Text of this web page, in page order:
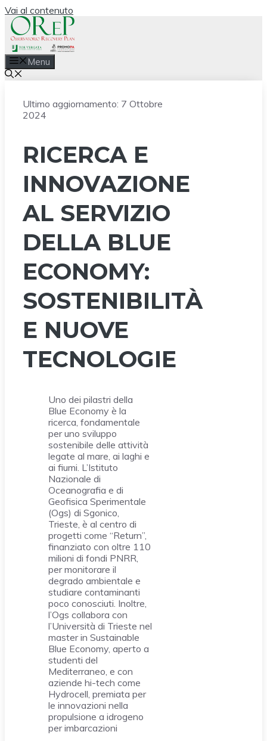
Vai al contenuto
Menu
Ultimo aggiornamento: 7 Ottobre
2024
RICERCA E
INNOVAZIONE
AL SERVIZIO
DELLA BLUE
ECONOMY:
SOSTENIBILITÀ
E NUOVE
TECNOLOGIE
Uno dei pilastri della
Blue Economy è la
ricerca, fondamentale
per uno sviluppo
sostenibile delle attività
legate al mare, ai laghi e
ai fiumi. L’Istituto
Nazionale di
Oceanografia e di
Geofisica Sperimentale
(Ogs) di Sgonico,
Trieste, è al centro di
progetti come “Return”,
finanziato con oltre 110
milioni di fondi PNRR,
per monitorare il
degrado ambientale e
studiare contaminanti
poco conosciuti. Inoltre,
l’Ogs collabora con
l’Università di Trieste nel
master in Sustainable
Blue Economy, aperto a
studenti del
Mediterraneo, e con
aziende hi-tech come
Hydrocell, premiata per
le innovazioni nella
propulsione a idrogeno
per imbarcazioni